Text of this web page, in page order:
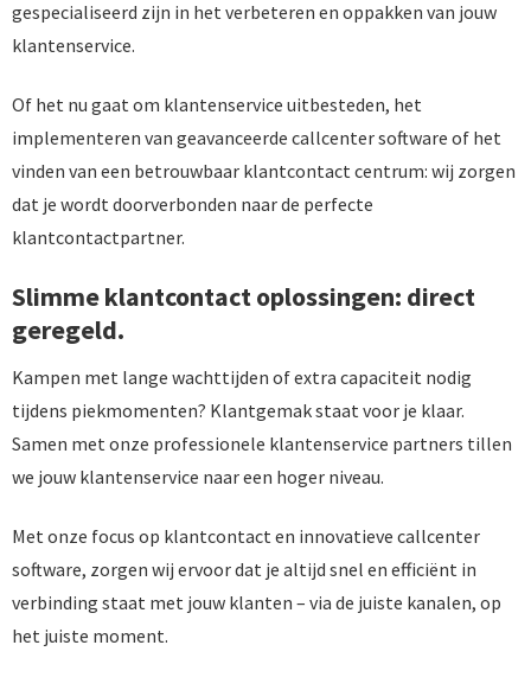
gespecialiseerd zijn in het verbeteren en oppakken van jouw
klantenservice.
Of het nu gaat om klantenservice uitbesteden, het
implementeren van geavanceerde callcenter software of het
vinden van een betrouwbaar klantcontact centrum: wij zorgen
dat je wordt doorverbonden naar de perfecte
klantcontactpartner.
Slimme klantcontact oplossingen: direct
geregeld.
Kampen met lange wachttijden of extra capaciteit nodig
tijdens piekmomenten? Klantgemak staat voor je klaar.
Samen met onze professionele klantenservice partners tillen
we jouw klantenservice naar een hoger niveau.
Met onze focus op klantcontact en innovatieve callcenter
software, zorgen wij ervoor dat je altijd snel en efficiënt in
verbinding staat met jouw klanten – via de juiste kanalen, op
het juiste moment.